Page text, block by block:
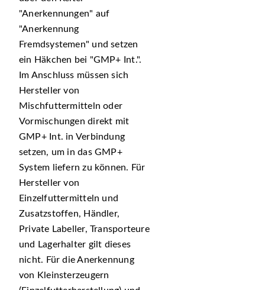
Anerkennungen
auf
Anerkennung
Fremdsystemen
und setzen
ein Häkchen bei
GMP+ Int. .
Im Anschluss müssen sich
Hersteller von
Mischfuttermitteln oder
Vormischungen direkt mit
GMP+ Int. in Verbindung
setzen, um in das GMP+
System liefern zu können. Für
Hersteller von
Einzelfuttermitteln und
Zusatzstoffen, Händler,
Private Labeller, Transporteure
und Lagerhalter gilt dieses
nicht. Für die Anerkennung
von Kleinsterzeugern